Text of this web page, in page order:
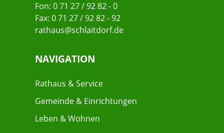
Fon: 0 71 27 / 92 82 - 0
Fax: 0 71 27 / 92 82 - 92
rathaus@schlaitdorf.de
NAVIGATION
Rathaus & Service
Gemeinde & Einrichtungen
Leben & Wohnen